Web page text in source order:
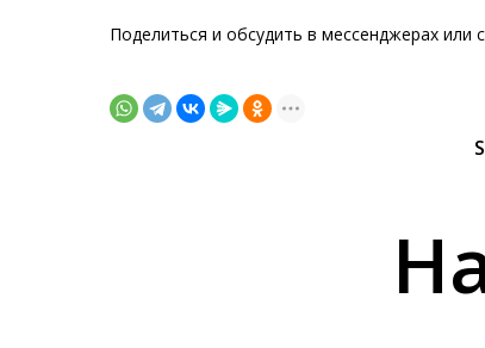
Поделиться и обсудить в мессенджерах или